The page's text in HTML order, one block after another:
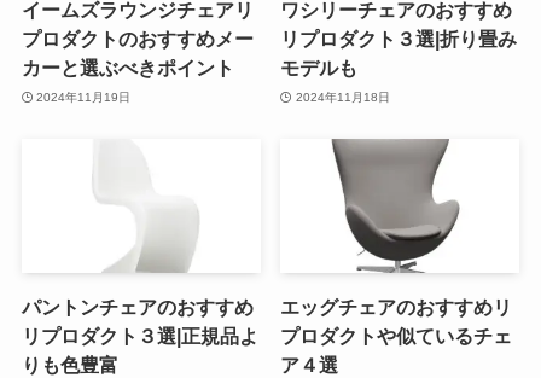
イームズラウンジチェアリ
プロダクトのおすすめメー
カーと選ぶべきポイント
2024年11月19日
ワシリーチェアのおすすめ
リプロダクト３選|折り畳み
モデルも
2024年11月18日
パントンチェアのおすすめ
リプロダクト３選|正規品よ
りも色豊富
エッグチェアのおすすめリ
プロダクトや似ているチェ
ア４選